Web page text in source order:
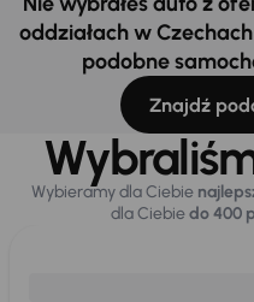
oddziałach w
podobne
Znajdź
Wybieramy dla Ciebie
dla Ciebiedo 400